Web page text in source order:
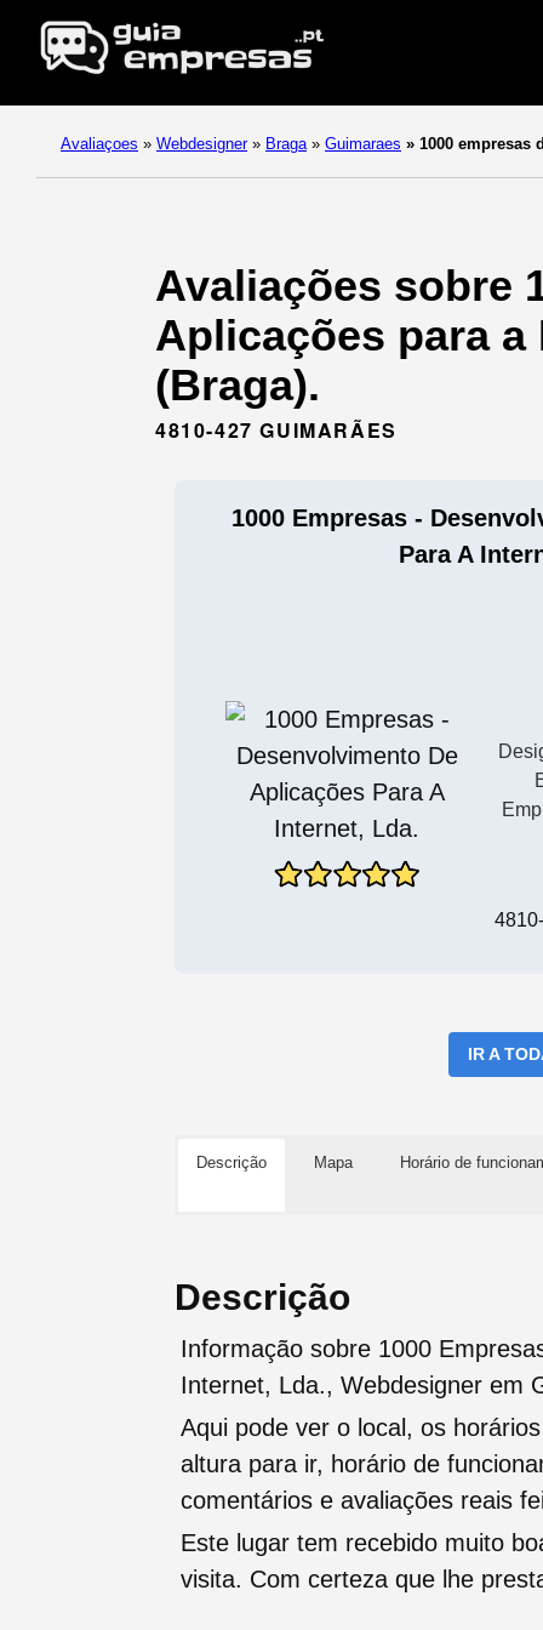
Avaliaçoes » Webdesigner » Braga » Guimaraes » 1000 empresas
Avaliações sobre
Aplicações para a
(Braga).
4810-427 GUIMARÃES
1000 Empresas -
Para A
IR A
Descrição Mapa Horário de
Descrição
Informação sobre 1000
Internet, Lda., Webdesigner em
Aqui pode ver o local, os
altura para ir, horário de
comentários e avaliações reais
Este lugar tem recebido muito
visita. Com certeza que lhe